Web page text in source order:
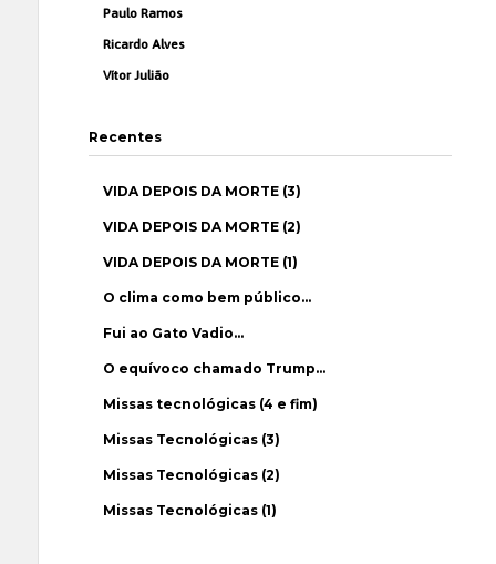
Paulo Ramos
Ricardo Alves
Vítor Julião
Recentes
VIDA DEPOIS DA MORTE (3)
VIDA DEPOIS DA MORTE (2)
VIDA DEPOIS DA MORTE (1)
O clima como bem público…
Fui ao Gato Vadio…
O equívoco chamado Trump…
Missas tecnológicas (4 e fim)
Missas Tecnológicas (3)
Missas Tecnológicas (2)
Missas Tecnológicas (1)